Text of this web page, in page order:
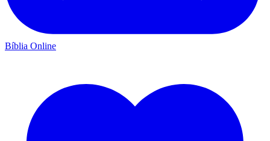
Bíblia Online